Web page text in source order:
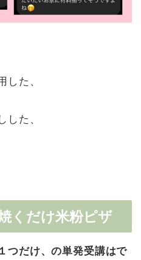
した、
した、
くだけ米粉ピザ
つだけ、の単発受講はで